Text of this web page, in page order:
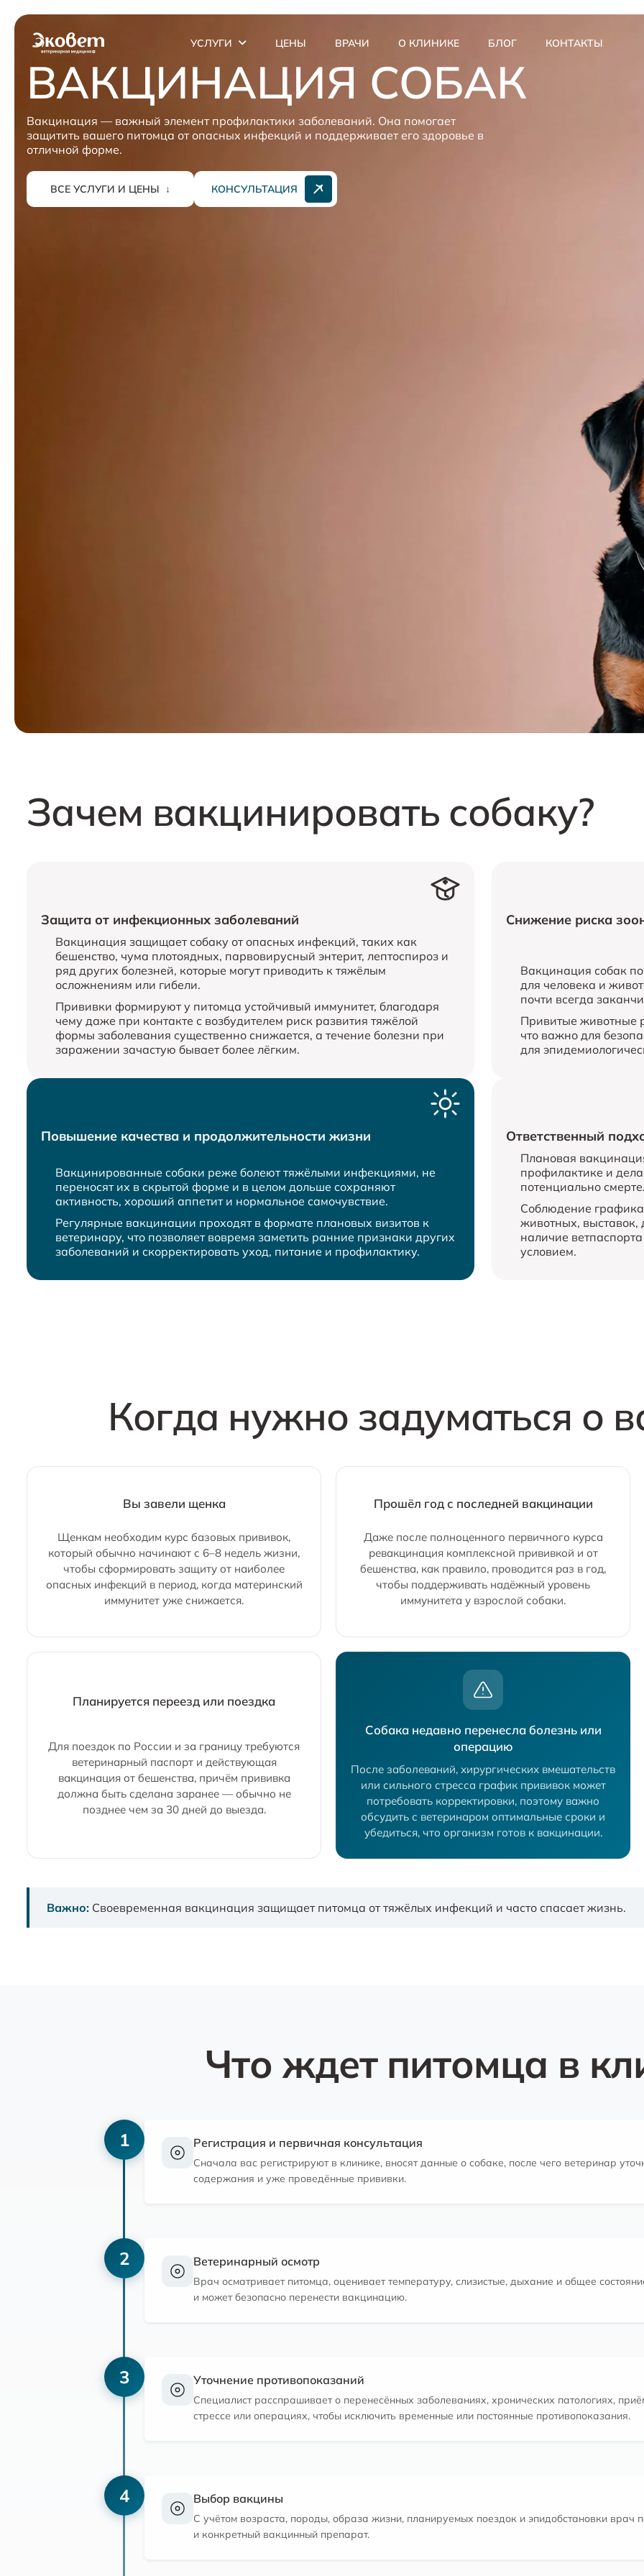
УСЛУГИ ЦЕНЫ ВРАЧИ О КЛИНИКЕ БЛОГ КОНТАКТЫ
ВАКЦИНАЦИЯ СОБАК
Вакцинация — важный элемент профилактики заболеваний. Она помогает
защитить вашего питомца от опасных инфекций и поддерживает его здоровье в
отличной форме.
ВСЕ УСЛУГИ И ЦЕНЫ ↓ КОНСУЛЬТАЦИЯ
Зачем вакцинировать собаку?
Защита от инфекционных заболеваний
Вакцинация защищает собаку от опасных инфекций, таких как
бешенство, чума плотоядных, парвовирусный энтерит, лептоспироз и
ряд других болезней, которые могут приводить к тяжёлым
осложнениям или гибели.
Прививки формируют у питомца устойчивый иммунитет, благодаря
чему даже при контакте с возбудителем риск развития тяжёлой
формы заболевания существенно снижается, а течение болезни при
заражении зачастую бывает более лёгким.
Снижение риска
Вакцинация собак
для человека и
почти всегда
Привитые животные
что важно для
для
Повышение качества и продолжительности жизни
Вакцинированные собаки реже болеют тяжёлыми инфекциями, не
переносят их в скрытой форме и в целом дольше сохраняют
активность, хороший аппетит и нормальное самочувствие.
Регулярные вакцинации проходят в формате плановых визитов к
ветеринару, что позволяет вовремя заметить ранние признаки других
заболеваний и скорректировать уход, питание и профилактику.
Ответственный
Плановая
профилактике и
потенциально
Соблюдение
животных, выставок,
наличие
условием.
Когда нужно задуматься о
Вы завели щенка
Щенкам необходим курс базовых прививок,
который обычно начинают с 6–8 недель жизни,
чтобы сформировать защиту от наиболее
опасных инфекций в период, когда материнский
иммунитет уже снижается.
Прошёл год с последней вакцинации
Даже после полноценного первичного курса
ревакцинация комплексной прививкой и от
бешенства, как правило, проводится раз в год,
чтобы поддерживать надёжный уровень
иммунитета у взрослой собаки.
Планируется переезд или поездка
Для поездок по России и за границу требуются
ветеринарный паспорт и действующая
вакцинация от бешенства, причём прививка
должна быть сделана заранее — обычно не
позднее чем за 30 дней до выезда.
Собака недавно перенесла болезнь или
операцию
После заболеваний, хирургических вмешательств
или сильного стресса график прививок может
потребовать корректировки, поэтому важно
обсудить с ветеринаром оптимальные сроки и
убедиться, что организм готов к вакцинации.
Важно: Своевременная вакцинация защищает питомца от тяжёлых инфекций и часто спасает жизнь.
Что ждет питомца в
1 Регистрация и первичная консультация
Сначала вас регистрируют в клинике, вносят данные о собаке, после чего ветеринар
содержания и уже проведённые прививки.
2 Ветеринарный осмотр
Врач осматривает питомца, оценивает температуру, слизистые, дыхание и общее
и может безопасно перенести вакцинацию.
3 Уточнение противопоказаний
Специалист расспрашивает о перенесённых заболеваниях, хронических патологиях,
стрессе или операциях, чтобы исключить временные или постоянные противопоказания.
4 Выбор вакцины
С учётом возраста, породы, образа жизни, планируемых поездок и эпидобстановки врач
и конкретный вакцинный препарат.